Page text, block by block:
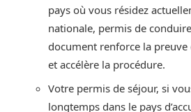
pays où vous résidez
nationale, permis de
document renforce la
et accélère la procédure.
Votre permis de séjour, si
longtemps dans le pays